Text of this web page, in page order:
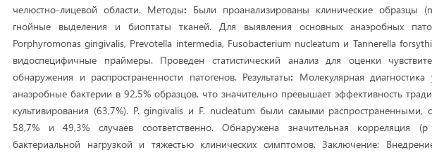
челюстно-лицевой области. Методы: Были проанализированы клинические образцы
гнойные выделения и биоптаты тканей. Для выявления основных анаэробных
Porphyromonas gingivalis, Prevotella intermedia, Fusobacterium nucleatum и Tannerella
видоспецифичные праймеры. Проведен статистический анализ для оценки
обнаружения и распространенности патогенов. Результаты: Молекулярная
анаэробные бактерии в 92,5% образцов, что значительно превышает эффективность
культивирования (63,7%). P. gingivalis и F. nucleatum были самыми
58,7% и 49,3% случаев соответственно. Обнаружена значительная
бактериальной нагрузкой и тяжестью клинических симптомов. Заключение: